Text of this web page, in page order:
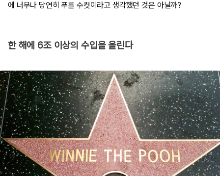
에 너무나 당연히 푸를 수컷이라고 생각했던 것은 아닐까?
한 해에 6조 이상의 수입을 올린다